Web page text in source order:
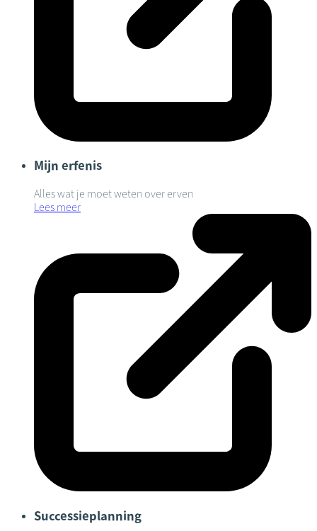
Mijn erfenis
Alles wat je moet weten over erven
Lees meer
Successieplanning